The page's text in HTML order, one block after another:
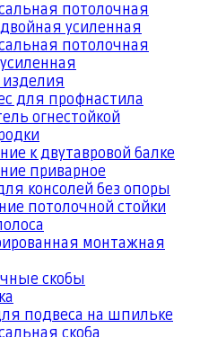
потолочная
усиленная
потолочная
для профнастила
огнестойкой
к двутавровой балке
приварное
консолей без опоры
потолочной стойки
монтажная
скобы
подвеса на шпильке
скоба